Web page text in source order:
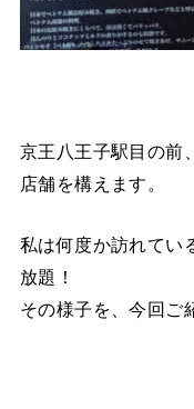
京王八王子駅目の前
店舗を構えます。
私は何度か訪れてい
放題！
その様子を、今回ご